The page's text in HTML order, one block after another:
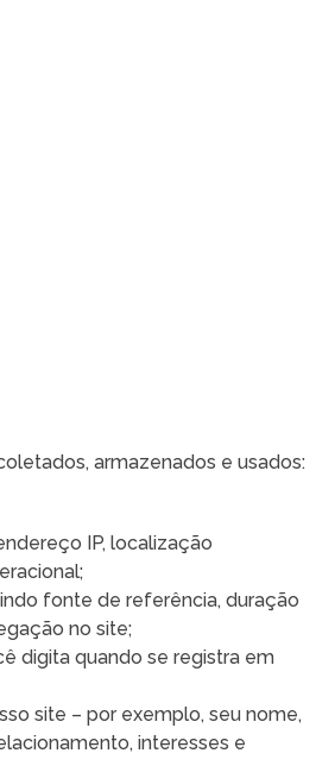
armazenados e usados:
IP, localização
fonte de referência, duração
no site;
digita quando se registra em
site – por exemplo, seu nome,
interesses e